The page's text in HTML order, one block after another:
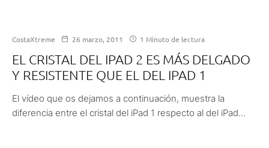
CostaXtreme 26 marzo, 2011 1 Minuto de lectura
EL CRISTAL DEL IPAD 2 ES MÁS DELGADO
Y RESISTENTE QUE EL DEL IPAD 1
El vídeo que os dejamos a continuación, muestra la
diferencia entre el cristal del iPad 1 respecto al del iPad...